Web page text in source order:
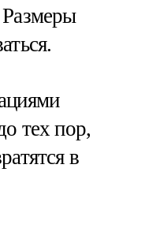
тех пор,
в